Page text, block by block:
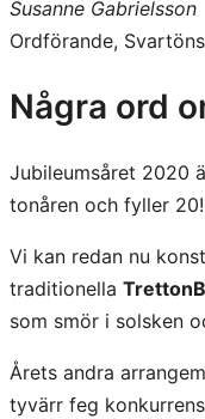
Susanne Gabrielsson
Ordförande,
Några ord
Jubileumsåret 2020
tonåren och fyller 20!
Vi kan redan nu
traditionella
som smör i solsken
Årets andra
tyvärr feg